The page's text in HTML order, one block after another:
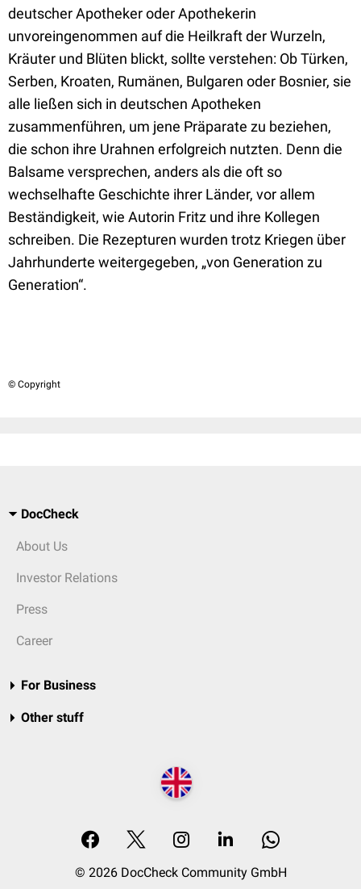
deutscher Apotheker oder Apothekerin
unvoreingenommen auf die Heilkraft der Wurzeln,
Kräuter und Blüten blickt, sollte verstehen: Ob Türken,
Serben, Kroaten, Rumänen, Bulgaren oder Bosnier, sie
alle ließen sich in deutschen Apotheken
zusammenführen, um jene Präparate zu beziehen,
die schon ihre Urahnen erfolgreich nutzten. Denn die
Balsame versprechen, anders als die oft so
wechselhafte Geschichte ihrer Länder, vor allem
Beständigkeit, wie Autorin Fritz und ihre Kollegen
schreiben. Die Rezepturen wurden trotz Kriegen über
Jahrhunderte weitergegeben, „von Generation zu
Generation“.
© Copyright
DocCheck
About Us
Investor Relations
Press
Career
For Business
Other stuff
© 2026 DocCheck Community GmbH